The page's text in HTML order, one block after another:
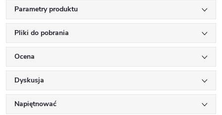
Parametry produktu
Pliki do pobrania
Ocena
Dyskusja
Napiętnować